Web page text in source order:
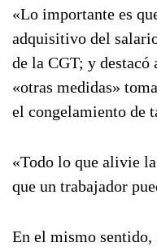
«Lo importante es
adquisitivo del
de la CGT; y destacó
«otras medidas»
el congelamiento de
«Todo lo que alivie
que un trabajador
En el mismo sentido,